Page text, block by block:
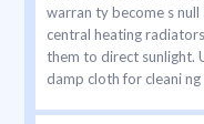
warran ty become s
central heating
them to direct sunlight.
damp cloth for cleani